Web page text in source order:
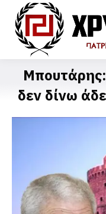
δεν δίνω